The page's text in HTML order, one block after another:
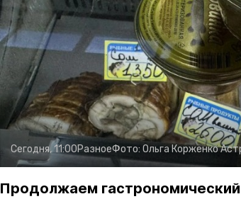
Сегодня, 11:00РазноеФото: Ольга Корженко
Продолжаем